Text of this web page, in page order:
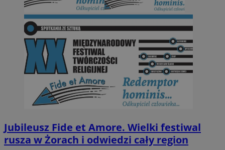
Jubileusz Fide et Amore. Wielki festiwal
rusza w Żorach i odwiedzi cały region